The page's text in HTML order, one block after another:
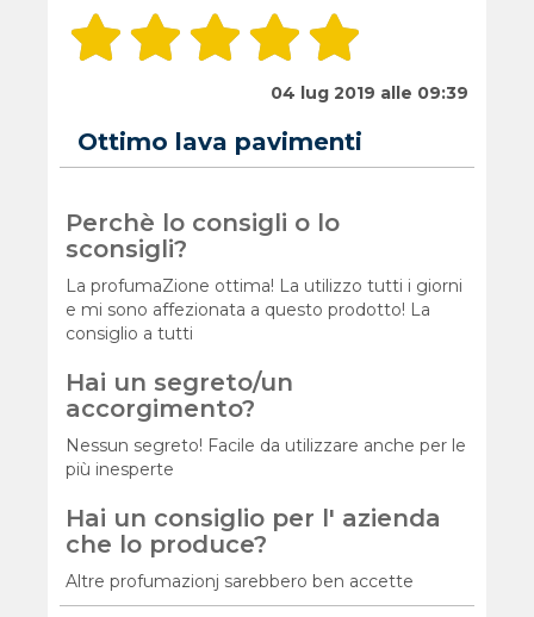
04 lug 2019 alle 09:39
Ottimo lava pavimenti
Perchè lo consigli o lo
sconsigli?
La profumaZione ottima! La utilizzo tutti i giorni
e mi sono affezionata a questo prodotto! La
consiglio a tutti
Hai un segreto/un
accorgimento?
Nessun segreto! Facile da utilizzare anche per le
più inesperte
Hai un consiglio per l' azienda
che lo produce?
Altre profumazionj sarebbero ben accette